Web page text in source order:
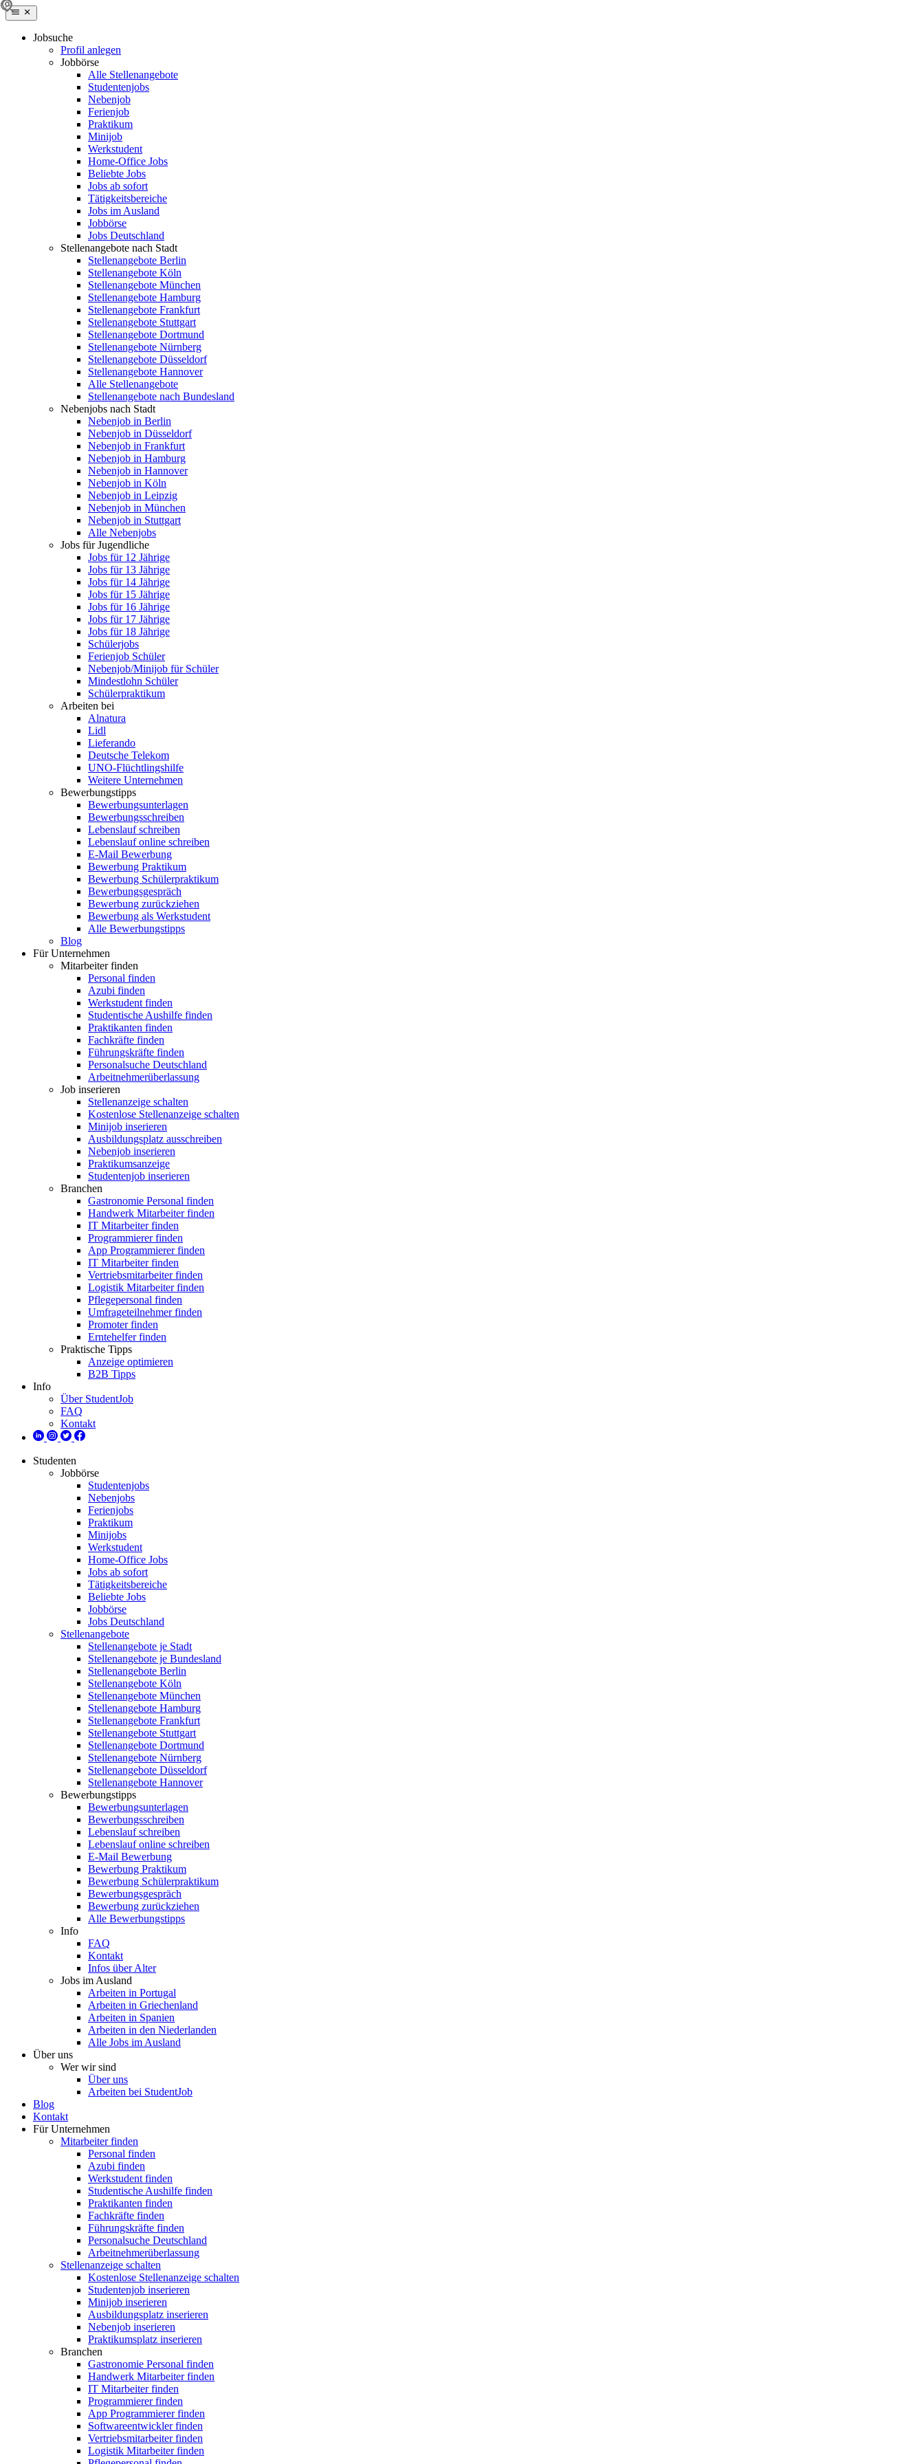
Jobsuche
Profil anlegen
Jobbörse
Alle Stellenangebote
Studentenjobs
Nebenjob
Ferienjob
Praktikum
Minijob
Werkstudent
Home-Office Jobs
Beliebte Jobs
Jobs ab sofort
Tätigkeitsbereiche
Jobs im Ausland
Jobbörse
Jobs Deutschland
Stellenangebote nach Stadt
Stellenangebote Berlin
Stellenangebote Köln
Stellenangebote München
Stellenangebote Hamburg
Stellenangebote Frankfurt
Stellenangebote Stuttgart
Stellenangebote Dortmund
Stellenangebote Nürnberg
Stellenangebote Düsseldorf
Stellenangebote Hannover
Alle Stellenangebote
Stellenangebote nach Bundesland
Nebenjobs nach Stadt
Nebenjob in Berlin
Nebenjob in Düsseldorf
Nebenjob in Frankfurt
Nebenjob in Hamburg
Nebenjob in Hannover
Nebenjob in Köln
Nebenjob in Leipzig
Nebenjob in München
Nebenjob in Stuttgart
Alle Nebenjobs
Jobs für Jugendliche
Jobs für 12 Jährige
Jobs für 13 Jährige
Jobs für 14 Jährige
Jobs für 15 Jährige
Jobs für 16 Jährige
Jobs für 17 Jährige
Jobs für 18 Jährige
Schülerjobs
Ferienjob Schüler
Nebenjob/Minijob für Schüler
Mindestlohn Schüler
Schülerpraktikum
Arbeiten bei
Alnatura
Lidl
Lieferando
Deutsche Telekom
UNO-Flüchtlingshilfe
Weitere Unternehmen
Bewerbungstipps
Bewerbungsunterlagen
Bewerbungsschreiben
Lebenslauf schreiben
Lebenslauf online schreiben
E-Mail Bewerbung
Bewerbung Praktikum
Bewerbung Schülerpraktikum
Bewerbungsgespräch
Bewerbung zurückziehen
Bewerbung als Werkstudent
Alle Bewerbungstipps
Blog
Für Unternehmen
Mitarbeiter finden
Personal finden
Azubi finden
Werkstudent finden
Studentische Aushilfe finden
Praktikanten finden
Fachkräfte finden
Führungskräfte finden
Personalsuche Deutschland
Arbeitnehmerüberlassung
Job inserieren
Stellenanzeige schalten
Kostenlose Stellenanzeige schalten
Minijob inserieren
Ausbildungsplatz ausschreiben
Nebenjob inserieren
Praktikumsanzeige
Studentenjob inserieren
Branchen
Gastronomie Personal finden
Handwerk Mitarbeiter finden
IT Mitarbeiter finden
Programmierer finden
App Programmierer finden
IT Mitarbeiter finden
Vertriebsmitarbeiter finden
Logistik Mitarbeiter finden
Pflegepersonal finden
Umfrageteilnehmer finden
Promoter finden
Erntehelfer finden
Praktische Tipps
Anzeige optimieren
B2B Tipps
Info
Über StudentJob
FAQ
Kontakt
Studenten
Jobbörse
Studentenjobs
Nebenjobs
Ferienjobs
Praktikum
Minijobs
Werkstudent
Home-Office Jobs
Jobs ab sofort
Tätigkeitsbereiche
Beliebte Jobs
Jobbörse
Jobs Deutschland
Stellenangebote
Stellenangebote je Stadt
Stellenangebote je Bundesland
Stellenangebote Berlin
Stellenangebote Köln
Stellenangebote München
Stellenangebote Hamburg
Stellenangebote Frankfurt
Stellenangebote Stuttgart
Stellenangebote Dortmund
Stellenangebote Nürnberg
Stellenangebote Düsseldorf
Stellenangebote Hannover
Bewerbungstipps
Bewerbungsunterlagen
Bewerbungsschreiben
Lebenslauf schreiben
Lebenslauf online schreiben
E-Mail Bewerbung
Bewerbung Praktikum
Bewerbung Schülerpraktikum
Bewerbungsgespräch
Bewerbung zurückziehen
Alle Bewerbungstipps
Info
FAQ
Kontakt
Infos über Alter
Jobs im Ausland
Arbeiten in Portugal
Arbeiten in Griechenland
Arbeiten in Spanien
Arbeiten in den Niederlanden
Alle Jobs im Ausland
Über uns
Wer wir sind
Über uns
Arbeiten bei StudentJob
Blog
Kontakt
Für Unternehmen
Mitarbeiter finden
Personal finden
Azubi finden
Werkstudent finden
Studentische Aushilfe finden
Praktikanten finden
Fachkräfte finden
Führungskräfte finden
Personalsuche Deutschland
Arbeitnehmerüberlassung
Stellenanzeige schalten
Kostenlose Stellenanzeige schalten
Studentenjob inserieren
Minijob inserieren
Ausbildungsplatz inserieren
Nebenjob inserieren
Praktikumsplatz inserieren
Branchen
Gastronomie Personal finden
Handwerk Mitarbeiter finden
IT Mitarbeiter finden
Programmierer finden
App Programmierer finden
Softwareentwickler finden
Vertriebsmitarbeiter finden
Logistik Mitarbeiter finden